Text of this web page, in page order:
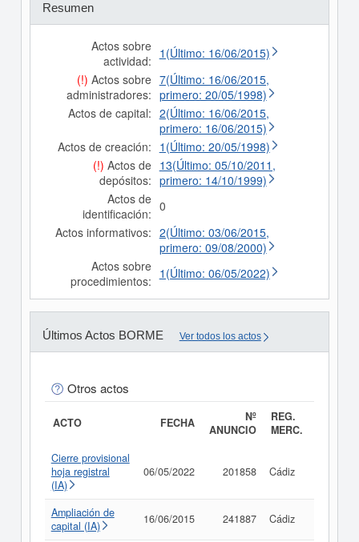
Resumen
Actos sobre
actividad: 1(Último: 16/06/2015)
(!) Actos sobre
administradores:
7(Último: 16/06/2015,
primero: 20/05/1998)
Actos de capital: 2(Último: 16/06/2015,
primero: 16/06/2015)
Actos de creación: 1(Último: 20/05/1998)
(!) Actos de
depósitos:
13(Último: 05/10/2011,
primero: 14/10/1999)
Actos de
identificación: 0
Actos informativos: 2(Último: 03/06/2015,
primero: 09/08/2000)
Actos sobre
procedimientos: 1(Último: 06/05/2022)
Últimos Actos BORME Ver todos los actos
Otros actos
ACTO FECHA
Nº
ANUNCIO
REG.
MERC.
Cierre provisional
hoja registral
(IA)
06/05/2022 201858 Cádiz
Ampliación de
capital (IA)
16/06/2015 241887 Cádiz